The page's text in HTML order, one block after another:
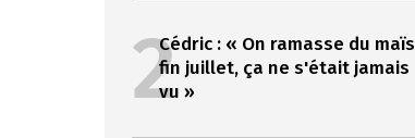
2Cédric : « On ramasse du maïs
fin juillet, ça ne s'était jamais
vu »